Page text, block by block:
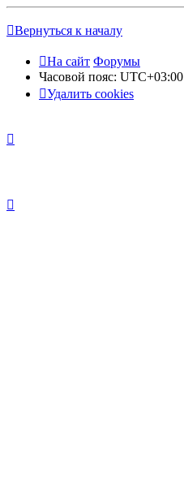
Вернуться к началу
На сайт Форумы
Часовой пояс: UTC+03:00
Удалить cookies